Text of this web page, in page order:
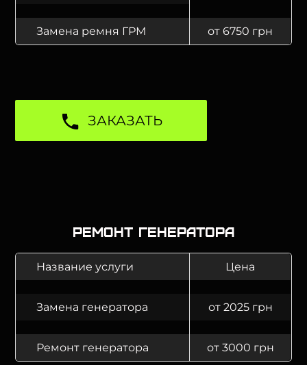
Замена ремня ГРМ от 6750 грн
ЗАКАЗАТЬ
Ремонт генератора
Название услуги Цена
Замена генератора от 2025 грн
Ремонт генератора от 3000 грн